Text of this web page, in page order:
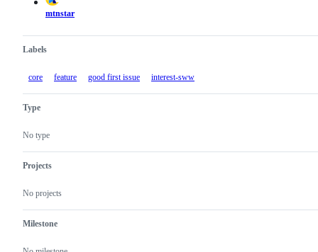
mtnstar
Labels
core feature good first issue interest-sww
Type
No type
Projects
No projects
Milestone